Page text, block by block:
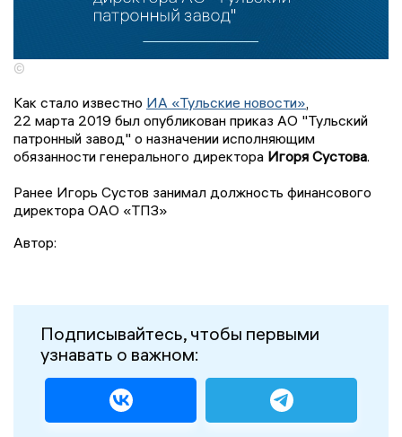
©
Как стало известно ИА «Тульские новости»,
22 марта 2019 был опубликован приказ АО "Тульский
патронный завод" о назначении исполняющим
обязанности генерального директора Игоря Сустова.
Ранее Игорь Сустов занимал должность финансового
директора ОАО «ТПЗ»
Автор:
Подписывайтесь, чтобы первыми
узнавать о важном: